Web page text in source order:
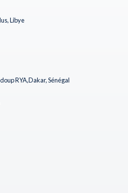
Libye
RYA,Dakar, Sénégal